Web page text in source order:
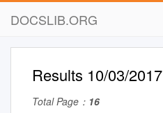
DOCSLIB.ORG
Results 10/03/2017
Total Page： 16